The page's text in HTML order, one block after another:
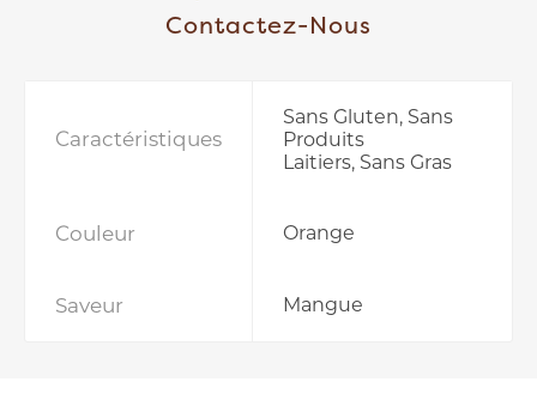
Contactez-Nous
Caractéristiques
Sans Gluten, Sans
Produits
Laitiers, Sans Gras
Couleur Orange
Saveur Mangue